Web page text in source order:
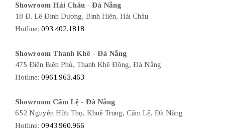
Showroom Hải Châu - Đà Nẵng
18 Đ. Lê Đình Dương, Bình Hiên, Hải Châu
Hotline: 093.402.1818
Showroom Thanh Khê - Đà Nẵng
475 Điện Biên Phủ, Thanh Khê Đông, Đà Nẵng
Hotline: 0961.963.463
Showroom Cẩm Lệ - Đà Nẵng
652 Nguyễn Hữu Thọ, Khuê Trung, Cẩm Lệ, Đà Nẵng
Hotline: 0943.960.966